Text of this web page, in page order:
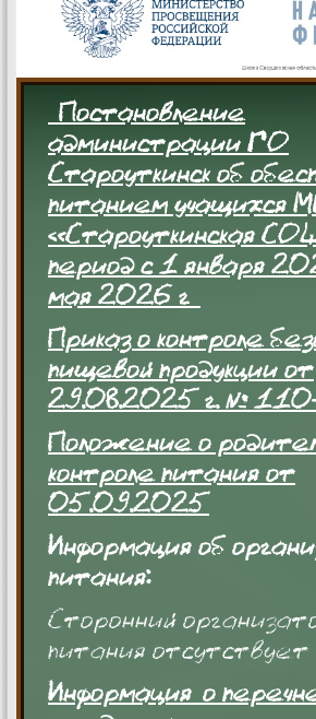
Постановление
администрации ГО
Староуткинск об
питанием учащихся
«Староуткинская
период с 1 января
мая 2026 г
Приказ о контроле
пищевой продукции от
29.08.2025 г. №
Положение о
контроле питания от
05.09.2025
Информация об
питания:
Сторонний
питания отсутствует
Информация о